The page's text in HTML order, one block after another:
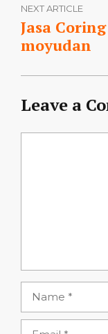
NEXT ARTICLE
Jasa
moyudan
Leave a